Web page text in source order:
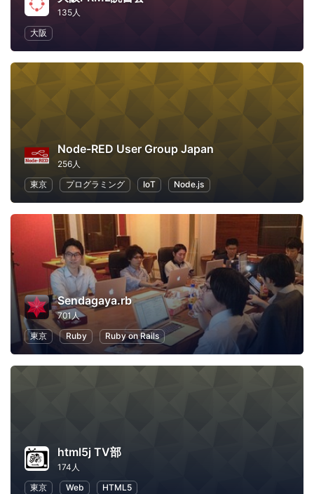
135人
大阪
Node-RED User Group Japan
256人
東京
プログラミング IoT Node.js
Sendagaya.rb
701人
東京
Ruby Ruby on Rails
html5j TV部
174人
東京
Web HTML5